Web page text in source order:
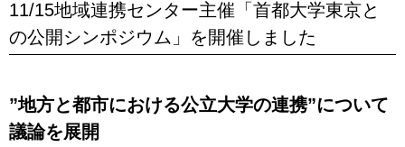
11/15地域連携センター主催「首都大学東京と
の公開シンポジウム」を開催しました
”地方と都市における公立大学の連携”について
議論を展開